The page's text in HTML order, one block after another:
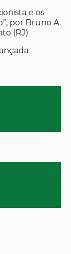
e os
por Bruno A.
(RJ)